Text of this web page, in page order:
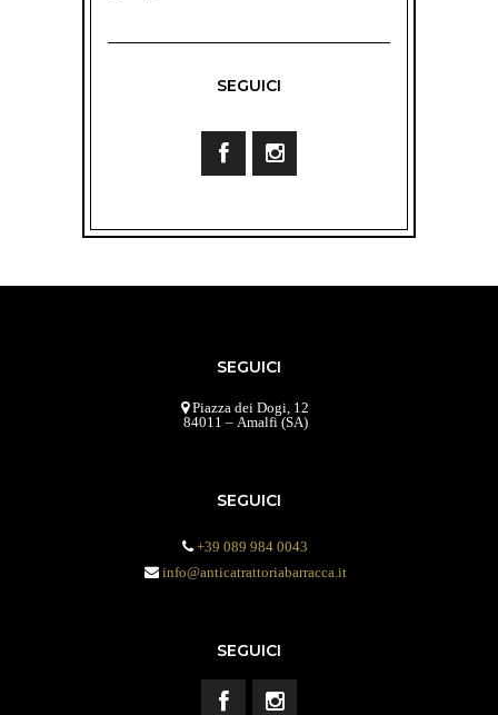
SEGUICI
SEGUICI
Piazza dei Dogi, 12
84011 – Amalfi (SA)
SEGUICI
+39 089 984 0043
info@anticatrattoriabarracca.it
SEGUICI